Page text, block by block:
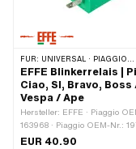
FÜR: UNIVERSAL · PIAGGIO · VESPA
EFFE Blinkerrelais |
Ciao, SI, Bravo, Boss
Vespa / Ape
Hersteller: EFFE · Piaggio
163968 · Piaggio OEM-Nr.:
Piaggio OEM-Nr.: 213594 ·
EUR 40.90